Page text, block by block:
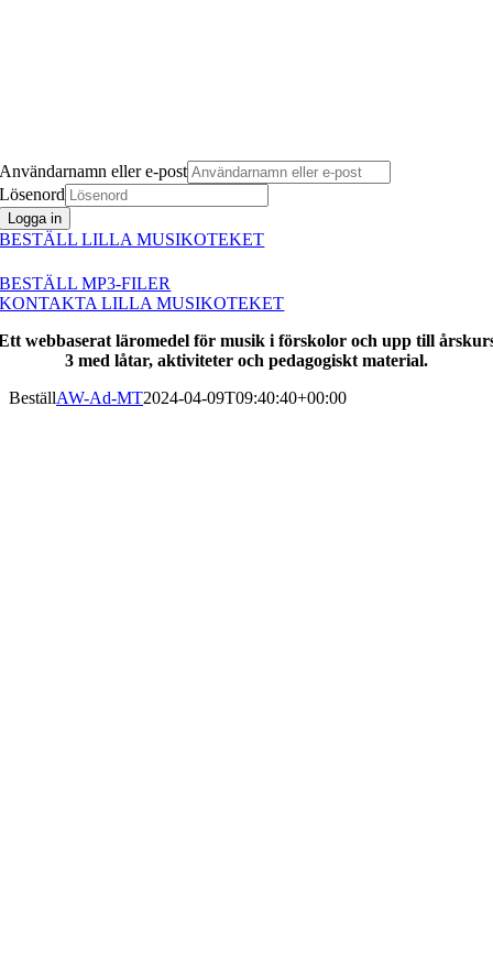
Användarnamn eller e-post
Lösenord
Logga in
BESTÄLL LILLA MUSIKOTEKET
BESTÄLL MP3-FILER
KONTAKTA LILLA MUSIKOTEKET
webbaserat läromedel för musik i förskolor och upp till
3 med låtar, aktiviteter och pedagogiskt material.
BeställAW-Ad-MT2024-04-09T09:40:40+00:00